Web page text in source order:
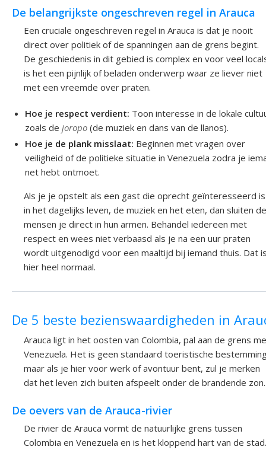
De belangrijkste ongeschreven regel in Arauca
Een cruciale ongeschreven regel in Arauca is dat je nooit
direct over politiek of de spanningen aan de grens begint.
De geschiedenis in dit gebied is complex en voor veel
is het een pijnlijk of beladen onderwerp waar ze liever niet
met een vreemde over praten.
Hoe je respect verdient: Toon interesse in de lokale
zoals dejoropo (de muziek en dans van de llanos).
Hoe je de plank misslaat: Beginnen met vragen over
veiligheid of de politieke situatie in Venezuela zodra je
net hebt ontmoet.
Als je je opstelt als een gast die oprecht geïnteresseerd is
in het dagelijks leven, de muziek en het eten, dan sluiten de
mensen je direct in hun armen. Behandel iedereen met
respect en wees niet verbaasd als je na een uur praten
wordt uitgenodigd voor een maaltijd bij iemand thuis. Dat
hier heel normaal.
De 5 beste bezienswaardigheden in
Arauca ligt in het oosten van Colombia, pal aan de grens
Venezuela. Het is geen standaard toeristische
maar als je hier voor werk of avontuur bent, zul je merken
dat het leven zich buiten afspeelt onder de brandende zon.
De oevers van de Arauca-rivier
De rivier de Arauca vormt de natuurlijke grens tussen
Colombia en Venezuela en is het kloppend hart van de stad.